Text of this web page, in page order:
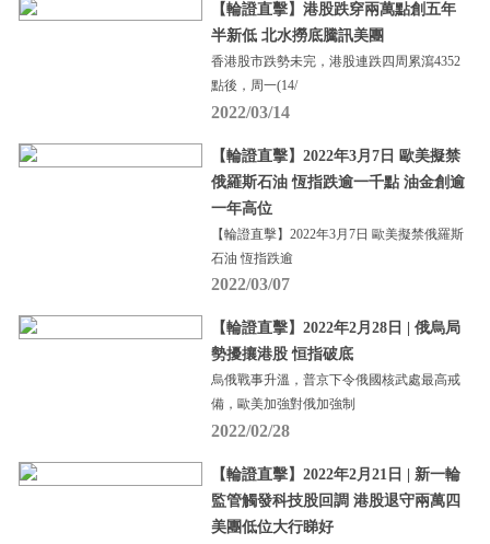
【輪證直擊】港股跌穿兩萬點創五年
半新低 北水撈底騰訊美團
香港股市跌勢未完，港股連跌四周累瀉4352
點後，周一(14/
2022/03/14
【輪證直擊】2022年3月7日 歐美擬禁
俄羅斯石油 恆指跌逾一千點 油金創逾
一年高位
【輪證直擊】2022年3月7日 歐美擬禁俄羅斯
石油 恆指跌逾
2022/03/07
【輪證直擊】2022年2月28日 | 俄烏局
勢擾攘港股 恒指破底
烏俄戰事升溫，普京下令俄國核武處最高戒
備，歐美加強對俄加強制
2022/02/28
【輪證直擊】2022年2月21日 | 新一輪
監管觸發科技股回調 港股退守兩萬四
美團低位大行睇好